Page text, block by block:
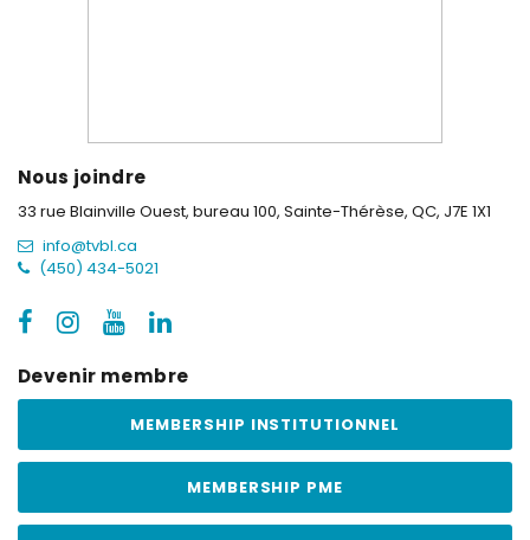
Nous joindre
33 rue Blainville Ouest, bureau 100, Sainte-Thérèse, QC, J7E 1X1
info@tvbl.ca
(450) 434-5021
Devenir membre
MEMBERSHIP INSTITUTIONNEL
MEMBERSHIP PME